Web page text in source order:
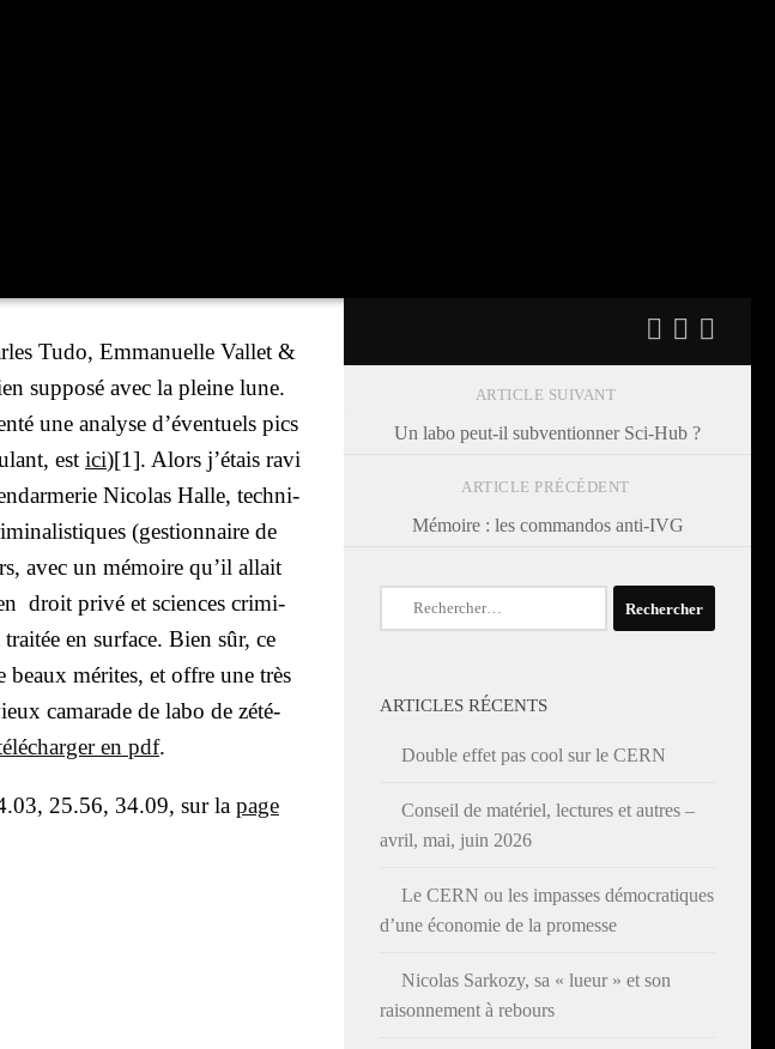
Tudo, Emma­nuelle Val­let &
sup­po­sé avec la pleine lune.
une ana­lyse d’é­ven­tuels pics
est ici)[1]. Alors j’é­tais ravi
Nico­las Halle, tech­ni­
(ges­tion­naire de
avec un mémoire qu’il allait
droit pri­vé et sciences cri­mi­
en sur­face. Bien sûr, ce
beaux mérites, et offre une très
cama­rade de labo de zété­
en pdf.
25.56, 34.09, sur la page
ARTICLE SUIVANT
Un labo peut-il subventionner Sci-Hub ?
ARTICLE PRÉCÉDENT
Mémoire : les commandos anti-IVG
Rechercher :
ARTICLES RÉCENTS
Double effet pas cool sur le CERN
Conseil de matériel, lectures et autres –
avril, mai, juin 2026
Le CERN ou les impasses démocratiques
d’une économie de la promesse
Nicolas Sarkozy, sa « lueur » et son
raisonnement à rebours